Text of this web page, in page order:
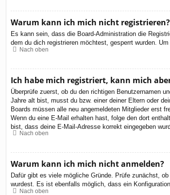
Warum kann ich mich nicht registrieren?
Es kann sein, dass die Board-Administration die
dem du dich registrieren möchtest, gesperrt wurden.
Nach oben
Ich habe mich registriert, kann mich
Überprüfe zuerst, ob du den richtigen Benutzernamen
Jahre alt bist, musst du bzw. einer deiner Eltern oder
Boards müssen alle neu angemeldeten Mitglieder erst
Wenn du eine E-Mail erhalten hast, folge den dort
bist, dass deine E-Mail-Adresse korrekt eingegeben
Nach oben
Warum kann ich mich nicht anmelden?
Dafür gibt es viele mögliche Gründe. Prüfe zunächst,
wurdest. Es ist ebenfalls möglich, dass ein
Nach oben